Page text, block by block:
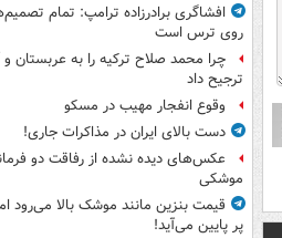
افشاگری برادرزاده ترامپ: تمام
روی ترس است
چرا محمد صلاح ترکیه را به عربستان و
ترجیح داد
وقوع انفجار مهیب در مسکو
دست بالای ایران در مذاکرات جاری!
عکس‌های دیده نشده از رفاقت دو
موشکی
قیمت بنزین مانند موشک بالا می‌رود
پر پایین می‌آید!